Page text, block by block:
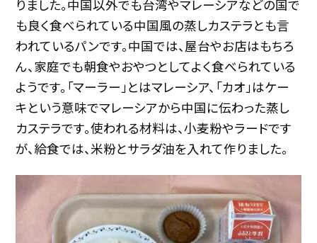
りました。中国以外でも台湾やマレーシアなどの国で
も良く食べられている中国風の蒸しカステラとも言
われているパンです。中国では、屋台やお店はもちろ
ん、家庭でも朝食やおやつとしてよく食べられている
ようです。「マーラー」とはマレーシア、「カオ」はケー
キという意味でマレーシアから中国に伝わった蒸し
カステラです。使われる材料は、小麦粉やラードです
が、給食では、米粉とサラダ油を入れて作りました。